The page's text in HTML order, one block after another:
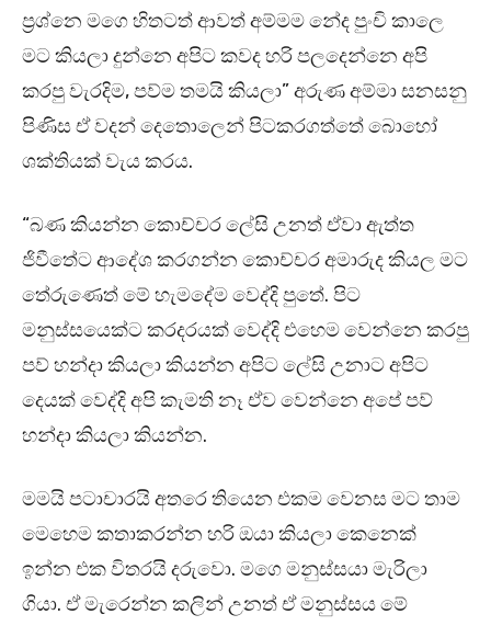
ප්‍රශ්නෙ මගෙ හිතටත් ආවත් අම්මම නේද පුංචි කාලෙ
මට කියලා දුන්නෙ අපිට කවද හරි පලදෙන්නෙ අපි
කරපු වැරදිම, පව්ම තමයි කියලා” අරුණ අම්මා සනසනු
පිණිස ඒ වදන් දෙතොලෙන් පිටකරගත්තේ බොහෝ
ශක්තියක් වැය කරය.
“බණ කියන්න කොච්චර ලේසි උනත් ඒවා ඇත්ත
ජිවීතේට ආදේශ කරගන්න කොච්චර අමාරුද කියල මට
තේරුණෙත් මේ හැමදේම වෙද්දි පුතේ. පිට
මනුස්සයෙක්ට කරදරයක් වෙද්දි එහෙම වෙන්නෙ කරපු
පව් හන්දා කියලා කියන්න අපිට ලේසි උනාට අපිට
දෙයක් වෙද්දි අපි කැමති නෑ ඒව වෙන්නෙ අපේ පව්
හන්දා කියලා කියන්න.
මමයි පටාචාරයි අතරෙ තියෙන එකම වෙනස මට තාම
මෙහෙම කතාකරන්න හරි ඔයා කියලා කෙනෙක්
ඉන්න එක විතරයි දරුවො. මගෙ මනුස්සයා මැරිලා
ගියා. ඒ මැරෙන්න කලින් උනත් ඒ මනුස්සය මේ